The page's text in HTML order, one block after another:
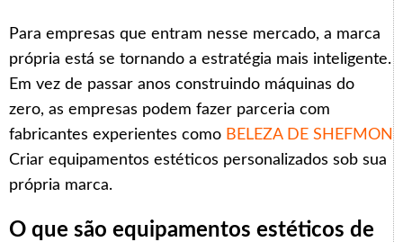
Para empresas que entram nesse mercado, a marca
própria está se tornando a estratégia mais inteligente.
Em vez de passar anos construindo máquinas do
zero, as empresas podem fazer parceria com
fabricantes experientes como BELEZA DE SHEFMON
Criar equipamentos estéticos personalizados sob sua
própria marca.
O que são equipamentos estéticos de